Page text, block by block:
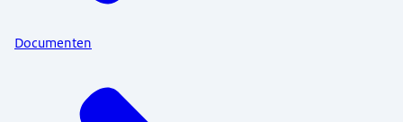
Documenten